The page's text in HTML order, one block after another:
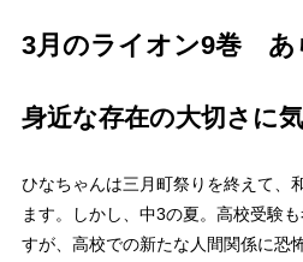
3月のライオン9巻 あ
身近な存在の大切さに
ひなちゃんは三月町祭りを終えて、
ます。しかし、中3の夏。 高校受験
すが、高校での新たな人間関係に恐